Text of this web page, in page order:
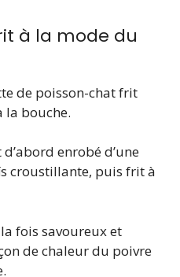
à la mode du
de poisson-chat frit
la bouche.
enrobé d’une
croustillante, puis frit à
fois savoureux et
de chaleur du poivre